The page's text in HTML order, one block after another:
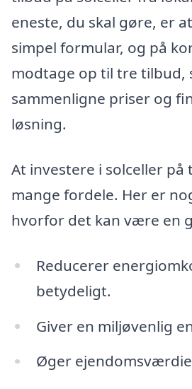
eneste, du skal gøre, er
simpel formular, og på
modtage op til tre tilbud,
sammenligne priser og
løsning.
At investere i solceller på
mange fordele. Her er
hvorfor det kan være en
Reducerer
betydeligt.
Giver en miljøvenlig
Øger